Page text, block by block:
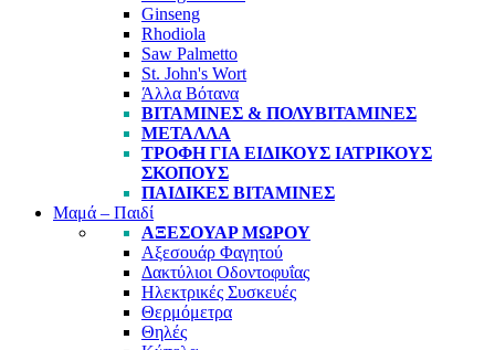
Ginseng
Rhodiola
Saw Palmetto
St. John's Wort
Άλλα Βότανα
ΒΙΤΑΜΊΝΕΣ & ΠΟΛΥΒΙΤΑΜΊΝΕΣ
ΜΈΤΑΛΛΑ
ΤΡΟΦΉ ΓΙΑ ΕΙΔΙΚΟΎΣ ΙΑΤΡΙΚΟΎΣ
ΣΚΟΠΟΎΣ
ΠΑΙΔΙΚΈΣ ΒΙΤΑΜΊΝΕΣ
Μαμά – Παιδί
ΑΞΕΣΟΥΆΡ ΜΩΡΟΎ
Αξεσουάρ Φαγητού
Δακτύλιοι Οδοντοφυΐας
Ηλεκτρικές Συσκευές
Θερμόμετρα
Θηλές